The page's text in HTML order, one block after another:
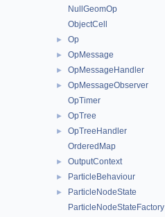
NullGeomOp
ObjectCell
► Op
► OpMessage
► OpMessageHandler
►
OpMessageObserver
OpTimer
► OpTree
►
OpTreeHandler
OrderedMap
► OutputContext
► ParticleBehaviour
►
ParticleNodeState
ParticleNodeStateFactory